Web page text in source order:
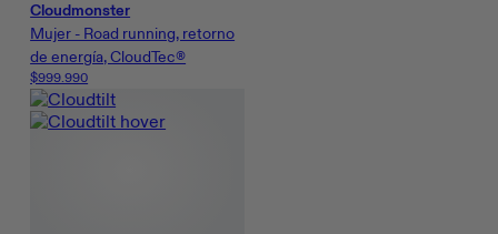
Cloudmonster
Mujer - Road running, retorno
de energía, CloudTec®
$999.990